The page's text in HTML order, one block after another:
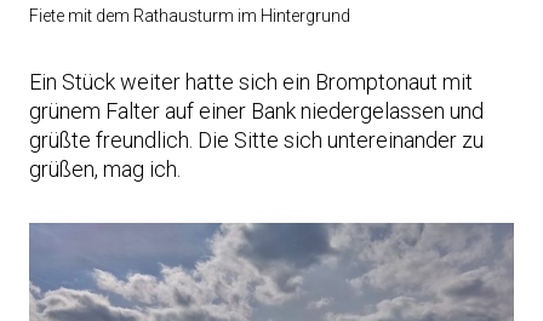
Fiete mit dem Rathausturm im Hintergrund
Ein Stück weiter hatte sich ein Bromptonaut mit
grünem Falter auf einer Bank niedergelassen und
grüßte freundlich. Die Sitte sich untereinander zu
grüßen, mag ich.